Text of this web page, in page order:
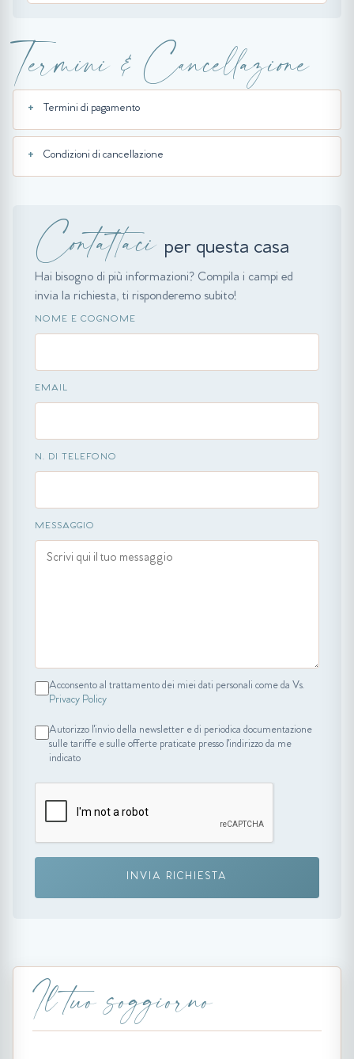
Termini & Cancellazione
Termini di pagamento
Condizioni di cancellazione
Contattaci per questa casa
Hai bisogno di più informazioni? Compila i campi ed
invia la richiesta, ti risponderemo subito!
NOME E COGNOME
EMAIL
N. DI TELEFONO
MESSAGGIO
Acconsento al trattamento dei miei dati personali come da Vs.
Privacy Policy
Autorizzo l'invio della newsletter e di periodica documentazione
sulle tariffe e sulle offerte praticate presso l'indirizzo da me
indicato
INVIA RICHIESTA
Il tuo soggiorno